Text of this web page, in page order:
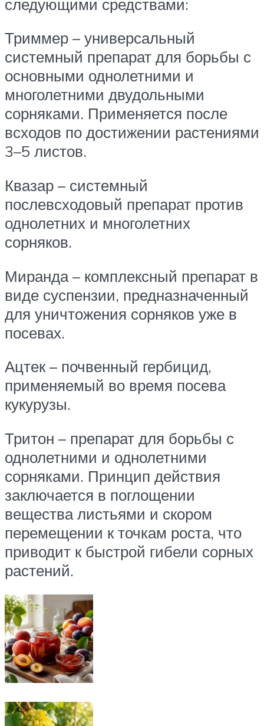
следующими средствами:
Триммер – универсальный
системный препарат для борьбы с
основными однолетними и
многолетними двудольными
сорняками. Применяется после
всходов по достижении растениями
3–5 листов.
Квазар – системный
послевсходовый препарат против
однолетних и многолетних
сорняков.
Миранда – комплексный препарат в
виде суспензии, предназначенный
для уничтожения сорняков уже в
посевах.
Ацтек – почвенный гербицид,
применяемый во время посева
кукурузы.
Тритон – препарат для борьбы с
однолетними и однолетними
сорняками. Принцип действия
заключается в поглощении
вещества листьями и скором
перемещении к точкам роста, что
приводит к быстрой гибели сорных
растений.